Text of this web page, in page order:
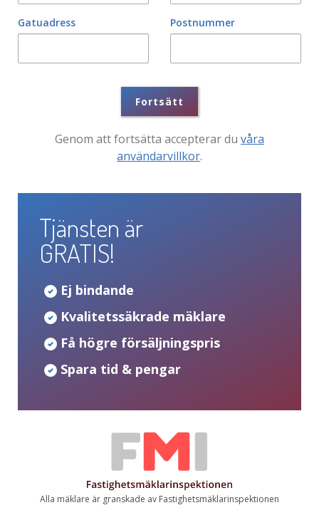
Gatuadress Postnummer
Fortsätt
Genom att fortsätta accepterar du våra
användarvillkor.
Tjänsten är
GRATIS!
Ej bindande
Kvalitetssäkrade mäklare
Få högre försäljningspris
Spara tid & pengar
Alla mäklare är granskade av Fastighetsmäklarinspektionen